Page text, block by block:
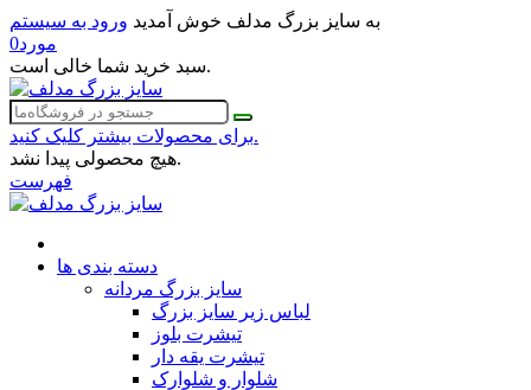
به سایز بزرگ مدلف خوش آمدید ورود به سیستم
0مورد
سبد خرید شما خالی است.
برای محصولات بیشتر کلیک کنید.
هیچ محصولی پیدا نشد.
فهرست
دسته بندی ها
سایز بزرگ مردانه
لباس زیر سایز بزرگ
تیشرت بلوز
تیشرت یقه دار
شلوار و شلوارک